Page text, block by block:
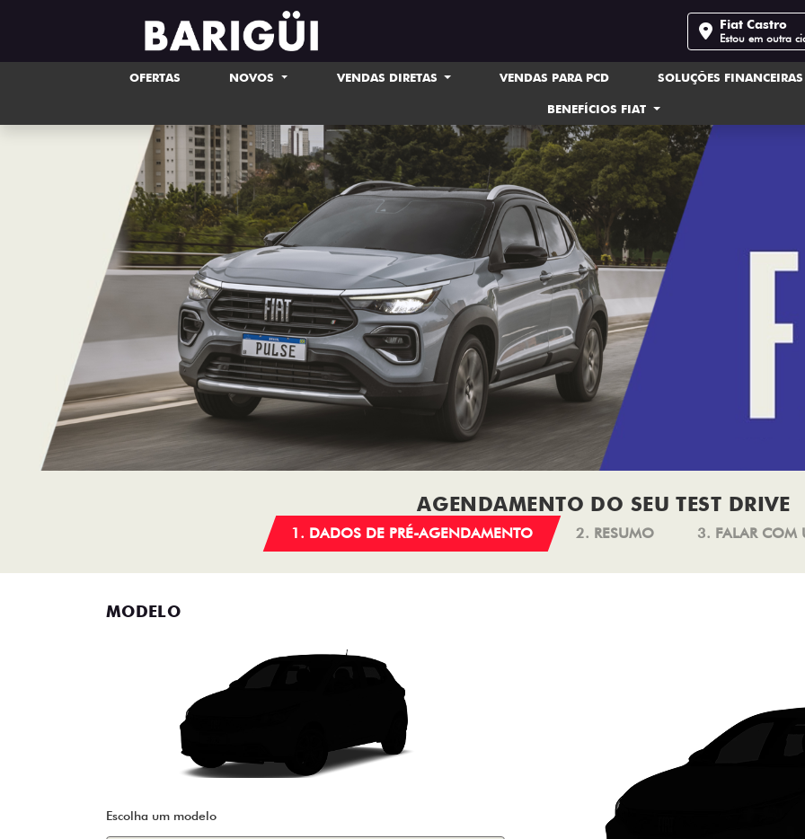
Fiat Castro
Estou em outra
OFERTAS NOVOS VENDAS DIRETAS VENDAS PARA PCD SOLUÇÕES
BENEFÍCIOS FIAT
AGENDAMENTO DO SEU TEST DRIVE
1. DADOS DE PRÉ-AGENDAMENTO 2. RESUMO 3. FALAR COM
MODELO
Escolha um modelo